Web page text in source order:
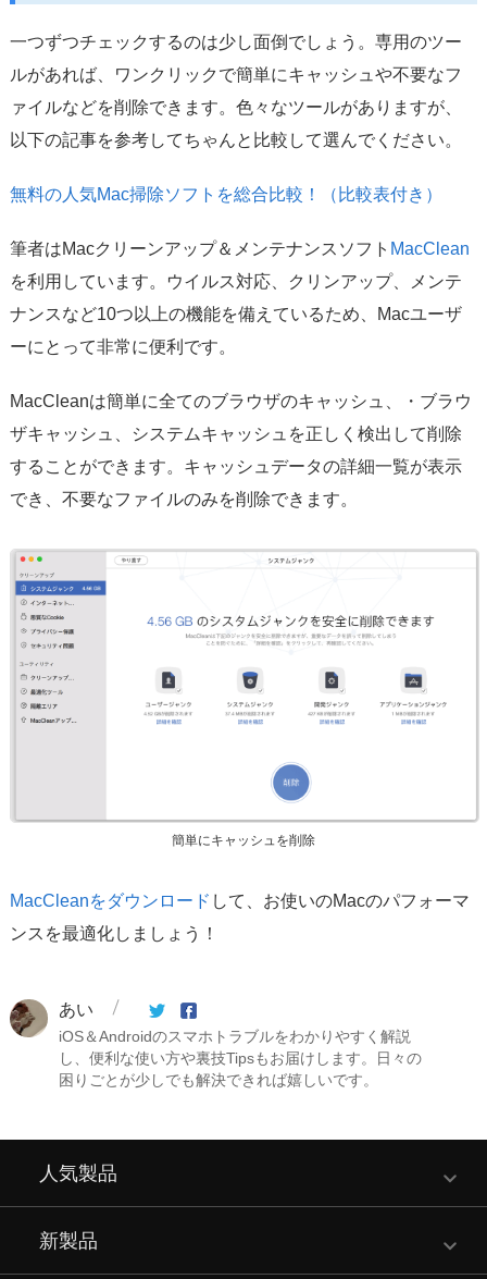
一つずつチェックするのは少し面倒でしょう。専用のツー
ルがあれば、ワンクリックで簡単にキャッシュや不要なフ
ァイルなどを削除できます。色々なツールがありますが、
以下の記事を参考してちゃんと比較して選んでください。
無料の人気Mac掃除ソフトを総合比較！（比較表付き）
筆者はMacクリーンアップ＆メンテナンスソフト MacClean
を利用しています。ウイルス対応、クリンアップ、メンテ
ナンスなど10つ以上の機能を備えているため、Macユーザ
ーにとって非常に便利です。
MacCleanは簡単に全てのブラウザのキャッシュ、・ブラウ
ザキャッシュ、システムキャッシュを正しく検出して削除
することができます。キャッシュデータの詳細一覧が表示
でき、不要なファイルのみを削除できます。
簡単にキャッシュを削除
MacCleanをダウンロード して、お使いのMacのパフォーマ
ンスを最適化しましょう！
あい
iOS＆Androidのスマホトラブルをわかりやすく解説
し、便利な使い方や裏技Tipsもお届けします。日々の
困りごとが少しでも解決できれば嬉しいです。
人気製品
新製品